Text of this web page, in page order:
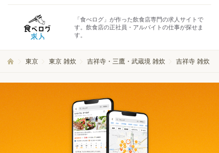
「食べログ」が作った飲食店専門の求人サイトで
す。飲食店の正社員・アルバイトの仕事が探せま
す。
東京 東京 雑炊 吉祥寺・三鷹・武蔵境 雑炊 吉祥寺 雑炊